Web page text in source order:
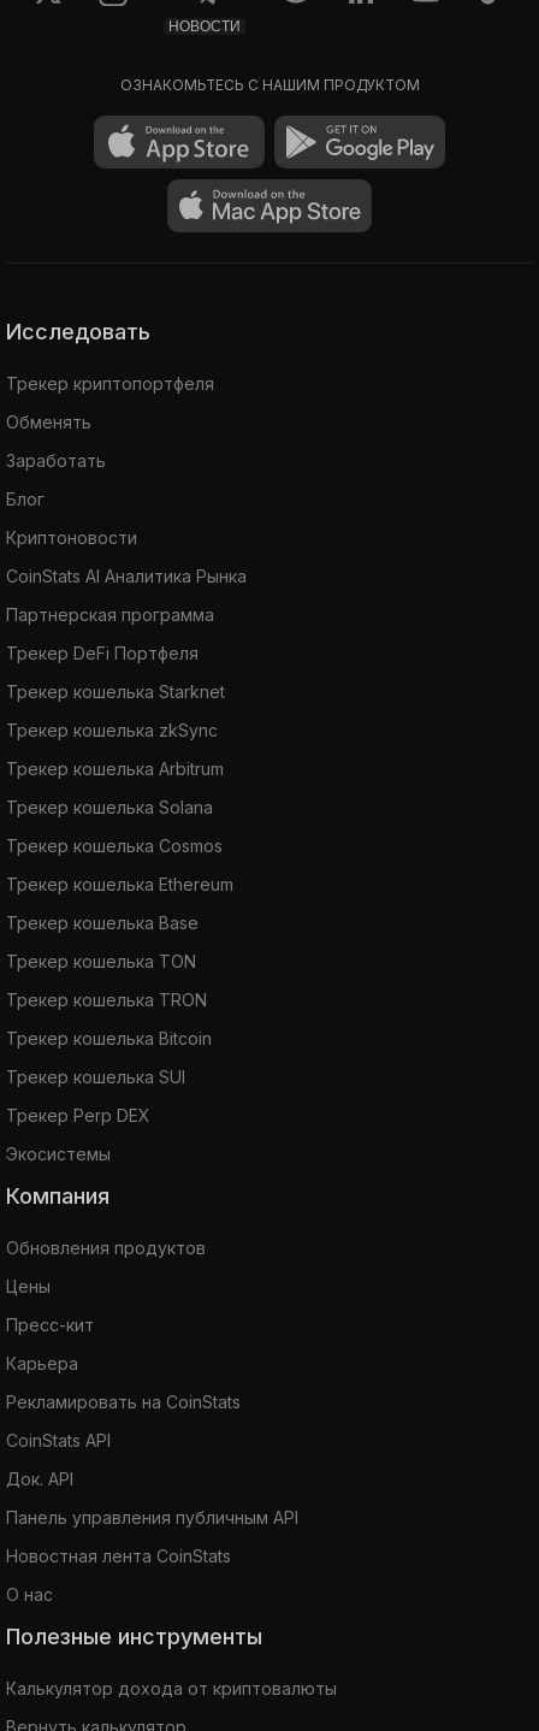
НОВОСТИ
ОЗНАКОМЬТЕСЬ С НАШИМ ПРОДУКТОМ
Исследовать
Трекер криптопортфеля
Обменять
Заработать
Блог
Криптоновости
CoinStats AI Аналитика Рынка
Партнерская программа
Трекер DeFi Портфеля
Трекер кошелька Starknet
Трекер кошелька zkSync
Трекер кошелька Arbitrum
Трекер кошелька Solana
Трекер кошелька Cosmos
Трекер кошелька Ethereum
Трекер кошелька Base
Трекер кошелька TON
Трекер кошелька TRON
Трекер кошелька Bitcoin
Трекер кошелька SUI
Трекер Perp DEX
Экосистемы
Компания
Обновления продуктов
Цены
Пресс-кит
Карьера
Рекламировать на CoinStats
CoinStats API
Док. API
Панель управления публичным API
Новостная лента CoinStats
О нас
Полезные инструменты
Калькулятор дохода от криптовалюты
Вернуть калькулятор